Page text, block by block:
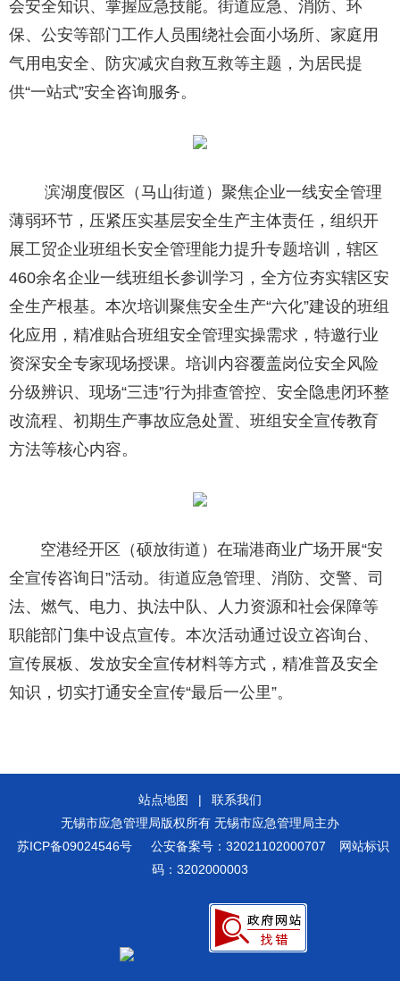
会安全知识、掌握应急技能。街道应急、消防、环
保、公安等部门工作人员围绕社会面小场所、家庭用
气用电安全、防灾减灾自救互救等主题，为居民提
供“一站式”安全咨询服务。
滨湖度假区（马山街道）聚焦企业一线安全管理
薄弱环节，压紧压实基层安全生产主体责任，组织开
展工贸企业班组长安全管理能力提升专题培训，辖区
460余名企业一线班组长参训学习，全方位夯实辖区安
全生产根基。本次培训聚焦安全生产“六化”建设的班组
化应用，精准贴合班组安全管理实操需求，特邀行业
资深安全专家现场授课。培训内容覆盖岗位安全风险
分级辨识、现场“三违”行为排查管控、安全隐患闭环整
改流程、初期生产事故应急处置、班组安全宣传教育
方法等核心内容。
空港经开区（硕放街道）在瑞港商业广场开展“安
全宣传咨询日”活动。街道应急管理、消防、交警、司
法、燃气、电力、执法中队、人力资源和社会保障等
职能部门集中设点宣传。本次活动通过设立咨询台、
宣传展板、发放安全宣传材料等方式，精准普及安全
知识，切实打通安全宣传“最后一公里”。
站点地图 |
联系我们
无锡市应急管理局版权所有 无锡市应急管理局主办
苏ICP备09024546号
公安备案号：32021102000707
网站标识
码：3202000003